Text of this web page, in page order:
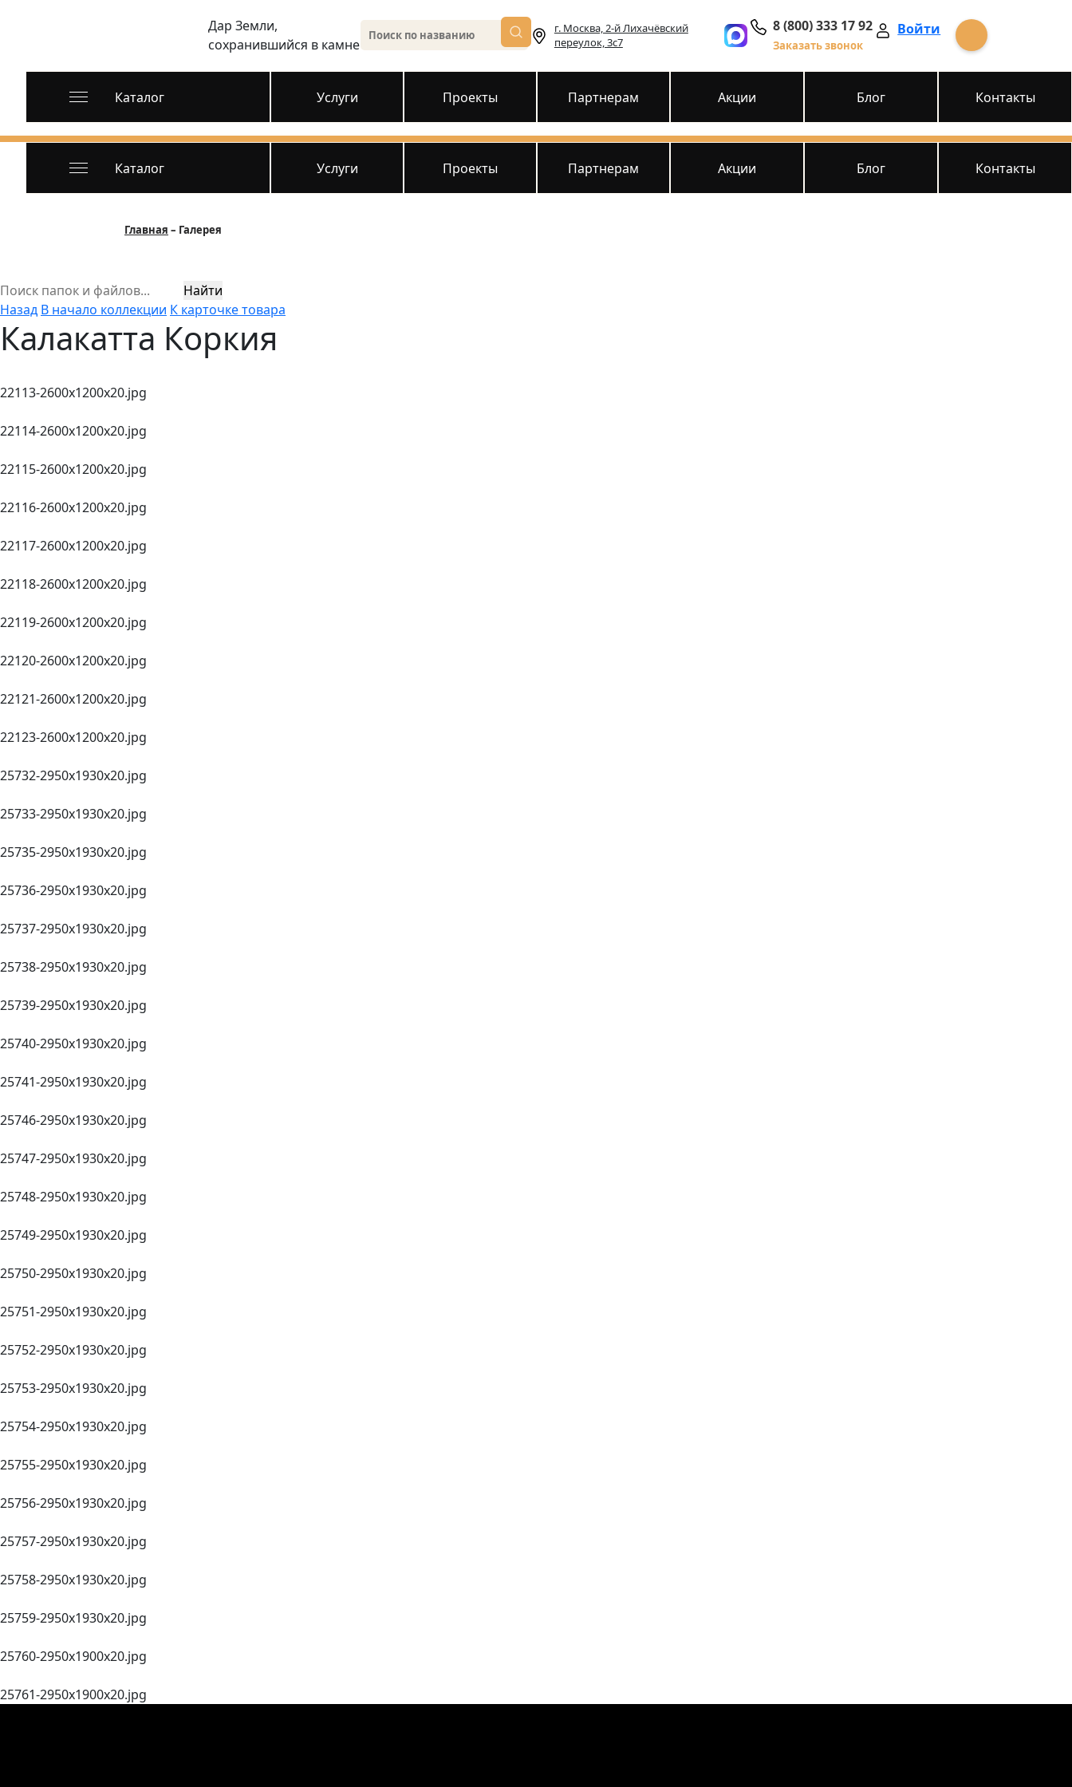
Дар Земли,
сохранившийся в камне
г. Москва, 2-й Лихачёвский
переулок, 3с7
8 (800) 333 17 92
Заказать звонок
Войти
Каталог Услуги Проекты Партнерам Акции Блог Контакты
Каталог Услуги Проекты Партнерам Акции Блог Контакты
Главная Галерея
Найти
Назад В начало коллекции К карточке товара
Калакатта Коркия
22113-2600х1200x20.jpg
22114-2600х1200x20.jpg
22115-2600х1200x20.jpg
22116-2600х1200x20.jpg
22117-2600х1200x20.jpg
22118-2600х1200x20.jpg
22119-2600х1200x20.jpg
22120-2600х1200x20.jpg
22121-2600х1200x20.jpg
22123-2600х1200x20.jpg
25732-2950x1930x20.jpg
25733-2950x1930x20.jpg
25735-2950x1930x20.jpg
25736-2950x1930x20.jpg
25737-2950x1930x20.jpg
25738-2950x1930x20.jpg
25739-2950x1930x20.jpg
25740-2950x1930x20.jpg
25741-2950x1930x20.jpg
25746-2950х1930x20.jpg
25747-2950х1930x20.jpg
25748-2950х1930x20.jpg
25749-2950х1930x20.jpg
25750-2950х1930x20.jpg
25751-2950х1930x20.jpg
25752-2950x1930x20.jpg
25753-2950x1930x20.jpg
25754-2950x1930x20.jpg
25755-2950x1930x20.jpg
25756-2950x1930x20.jpg
25757-2950x1930x20.jpg
25758-2950x1930x20.jpg
25759-2950x1930x20.jpg
25760-2950x1900x20.jpg
25761-2950x1900x20.jpg